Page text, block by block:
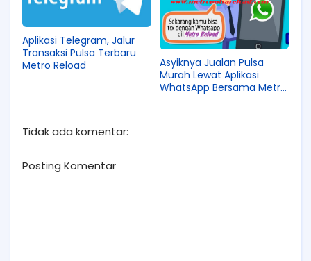
Aplikasi Telegram, Jalur
Transaksi Pulsa Terbaru
Metro Reload
Asyiknya Jualan Pulsa
Murah Lewat Aplikasi
WhatsApp Bersama Metro
Tidak ada komentar:
Posting Komentar